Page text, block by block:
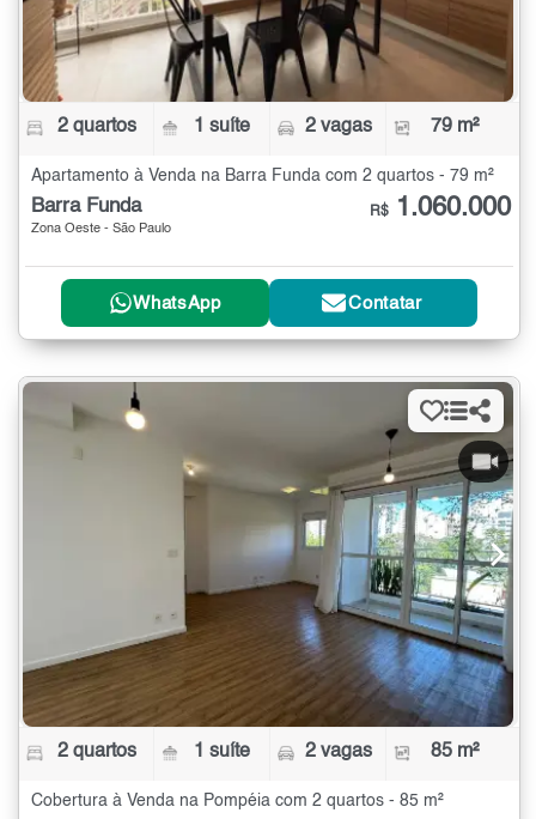
2 quartos 1 suíte 2 vagas 79 m²
Apartamento à Venda na Barra Funda com 2 quartos - 79 m²
Barra Funda
Zona Oeste - São Paulo
R$ 1.060.000
WhatsApp Contatar
2 quartos 1 suíte 2 vagas 85 m²
Cobertura à Venda na Pompéia com 2 quartos - 85 m²